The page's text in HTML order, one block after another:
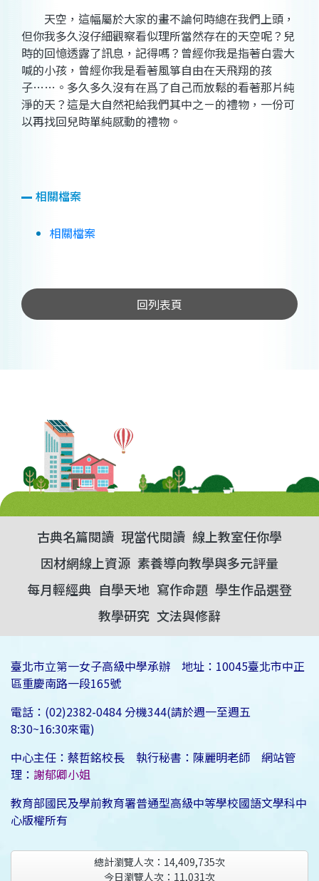
天空，這幅屬於大家的畫不論何時總在我們上頭，
但你我多久沒仔細觀察看似理所當然存在的天空呢？兒
時的回憶透露了訊息，記得嗎？曾經你我是指著白雲大
喊的小孩，曾經你我是看著風箏自由在天飛翔的孩
子……。多久多久沒有在爲了自己而放鬆的看著那片純
淨的天？這是大自然祀給我們其中之ㄧ的禮物，一份可
以再找回兒時單純感動的禮物。
相關檔案
相關檔案
回列表頁
古典名篇閱讀 現當代閱讀 線上教室任你學
因材網線上資源 素養導向教學與多元評量
每月輕經典 自學天地 寫作命題 學生作品選登
教學研究 文法與修辭
臺北市立第一女子高級中學承辦 地址：10045臺北市中正
區重慶南路一段165號
電話：(02)2382-0484 分機344(請於週一至週五
8:30~16:30來電)
中心主任：蔡哲銘校長 執行秘書：陳麗明老師 網站管
理： 謝郁卿小姐
教育部國民及學前教育署普通型高級中等學校國語文學科中
心版權所有
總計瀏覽人次： 14,409,735次
今日瀏覽人次： 11,031次